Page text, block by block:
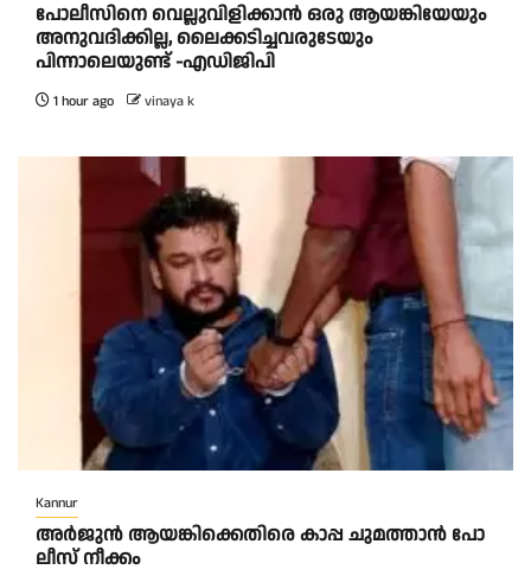
പോലീസിനെ വെല്ലുവിളിക്കാൻ ഒരു ആയങ്കിയേയും
അനുവദിക്കില്ല, ലൈക്കടിച്ചവരുടേയും
പിന്നാലെയുണ്ട് -എഡിജിപി
1 hour ago vinaya k
Kannur
അ​ർ​ജു​ൻ ആ​യ​ങ്കി​ക്കെ​തി​രെ കാ​പ്പ ചു​മ​ത്താ​ൻ പോ​
ലീ​സ് നീ​ക്കം